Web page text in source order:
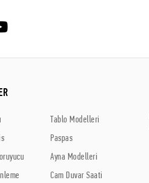
Tablo Modelleri
Paspas
Ayna Modelleri
Cam Duvar Saati